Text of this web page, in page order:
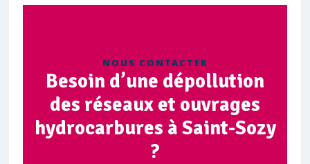
NOUS CONTACTER
Besoin d’une dépollution
des réseaux et ouvrages
hydrocarbures à Saint-Sozy
?